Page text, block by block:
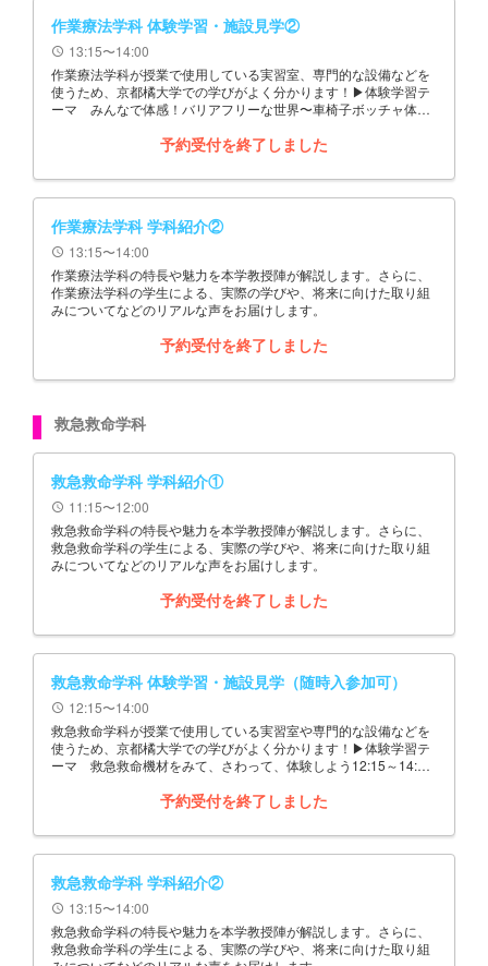
作業療法学科 体験学習・施設見学②
schedule 13:15〜14:00
作業療法学科が授業で使用している実習室、専門的な設備などを
使うため、京都橘大学での学びがよく分かります！▶体験学習テ
ーマ みんなで体感！バリアフリーな世界〜車椅子ボッチャ体験
予約受付を終了しました
作業療法学科 学科紹介②
schedule 13:15〜14:00
作業療法学科の特長や魅力を本学教授陣が解説します。さらに、
作業療法学科の学生による、実際の学びや、将来に向けた取り組
みについてなどのリアルな声をお届けします。
予約受付を終了しました
救急救命学科
救急救命学科 学科紹介①
schedule 11:15〜12:00
救急救命学科の特長や魅力を本学教授陣が解説します。さらに、
救急救命学科の学生による、実際の学びや、将来に向けた取り組
みについてなどのリアルな声をお届けします。
予約受付を終了しました
救急救命学科 体験学習・施設見学（随時入参加可）
schedule 12:15〜14:00
救急救命学科が授業で使用している実習室や専門的な設備などを
使うため、京都橘大学での学びがよく分かります！▶体験学習テ
ーマ 救急救命機材をみて、さわって、体験しよう12:15～14:00
予約受付を終了しました
救急救命学科 学科紹介②
schedule 13:15〜14:00
救急救命学科の特長や魅力を本学教授陣が解説します。さらに、
救急救命学科の学生による、実際の学びや、将来に向けた取り組